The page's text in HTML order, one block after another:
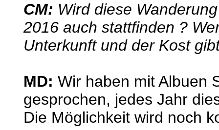
CM: Wird diese
2016 auch stattfinden ?
Unterkunft und der Kost
MD: Wir haben mit Albuen
gesprochen, jedes Jahr
Die Möglichkeit wird noch